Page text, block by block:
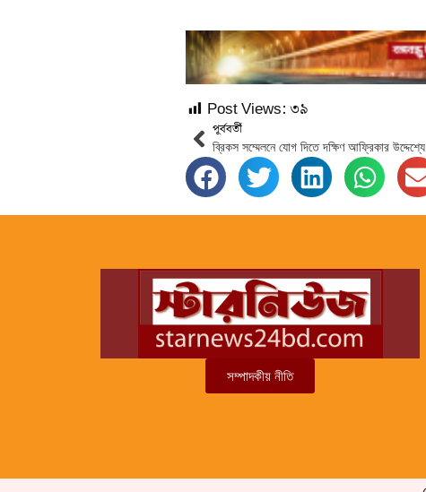
Post Views:৩৯
পূর্ববর্তী
সম্পাদকীয় নীতি